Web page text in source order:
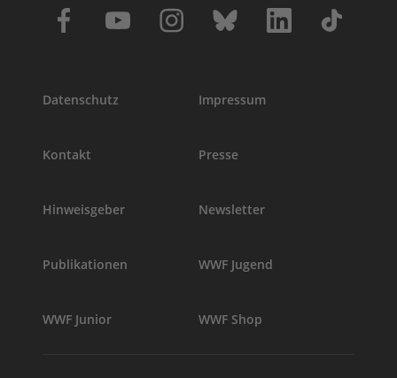
Datenschutz Impressum
Kontakt Presse
Hinweisgeber Newsletter
Publikationen WWF Jugend
WWF Junior WWF Shop